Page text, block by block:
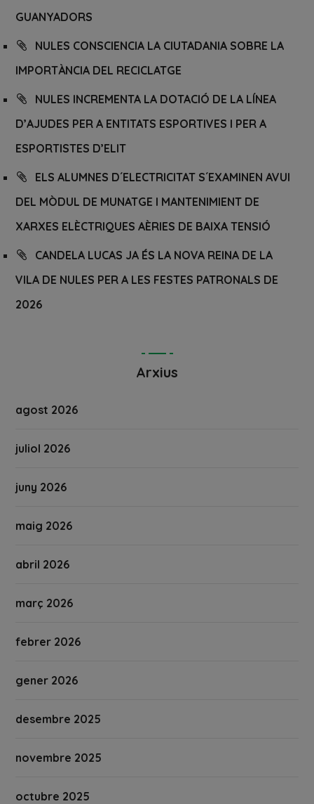
GUANYADORS
NULES CONSCIENCIA LA CIUTADANIA SOBRE LA
IMPORTÀNCIA DEL RECICLATGE
NULES INCREMENTA LA DOTACIÓ DE LA LÍNEA
D’AJUDES PER A ENTITATS ESPORTIVES I PER A
ESPORTISTES D’ELIT
ELS ALUMNES D´ELECTRICITAT S´EXAMINEN AVUI
DEL MÒDUL DE MUNATGE I MANTENIMIENT DE
XARXES ELÈCTRIQUES AÈRIES DE BAIXA TENSIÓ
CANDELA LUCAS JA ÉS LA NOVA REINA DE LA
VILA DE NULES PER A LES FESTES PATRONALS DE
2026
Arxius
agost 2026
juliol 2026
juny 2026
maig 2026
abril 2026
març 2026
febrer 2026
gener 2026
desembre 2025
novembre 2025
octubre 2025